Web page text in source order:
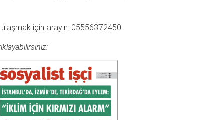
için arayın: 05556372450